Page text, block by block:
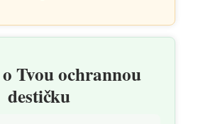
o Tvou ochrannou
destičku